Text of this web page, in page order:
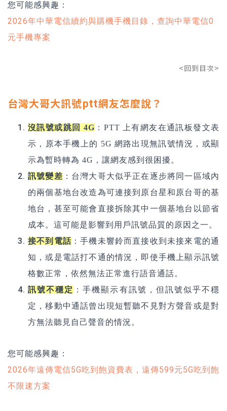
您可能感興趣：
2026年中華電信續約與購機手機目錄，查詢中華電信0
元手機專案
<回到目次>
台灣大哥大訊號ptt網友怎麼說？
沒訊號或跳回 4G ：PTT 上有網友在通訊板發文表
示，原本手機上的 5G 網路出現無訊號情況，或顯
示為暫時轉為 4G，讓網友感到很困擾。
訊號變差 ：台灣大哥大似乎正在逐步將同一區域內
的兩個基地台改造為可連接到原台星和原台哥的基
地台，甚至可能會直接拆除其中一個基地台以節省
成本。這可能是影響到用戶訊號品質的原因之一。
接不到電話：手機未響鈴而直接收到未接來電的通
知，或是電話打不通的情況，即使手機上顯示訊號
格數正常，依然無法正常進行語音通話。
訊號不穩定 ：手機顯示有訊號，但訊號似乎不穩
定，移動中通話曾出現短暫聽不見對方聲音或是對
方無法聽見自己聲音的情況。
您可能感興趣：
2026年遠傳電信5G吃到飽資費表，遠傳599元5G吃到飽
不限速方案